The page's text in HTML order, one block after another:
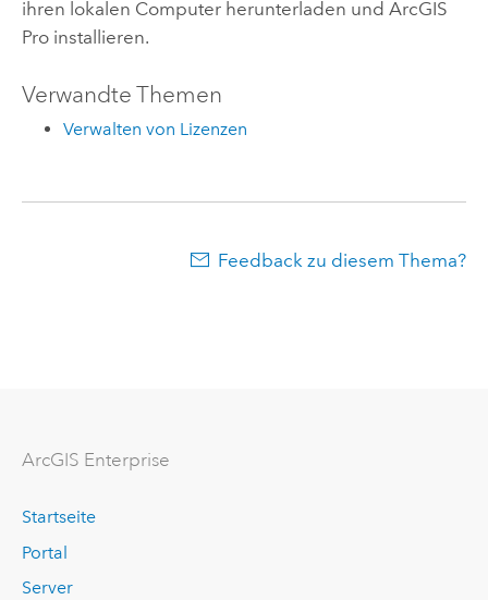
ihren lokalen Computer herunterladen und ArcGIS
Proinstallieren.
Verwandte Themen
Verwalten von Lizenzen
Feedback zu diesem Thema?
ArcGIS Enterprise
Startseite
Portal
Server